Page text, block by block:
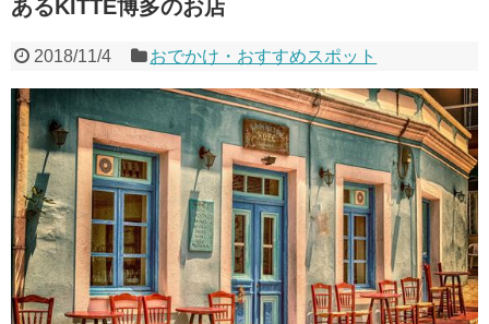
あるKITTE博多のお店
2018/11/4 おでかけ・おすすめスポット